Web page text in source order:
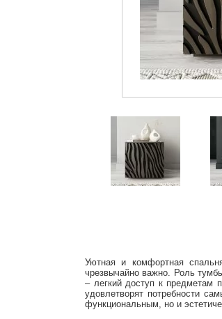
Уютная и комфортная
чрезвычайно важно. Роль
– легкий доступ к предметам
удовлетворят потребности
функциональным, но и